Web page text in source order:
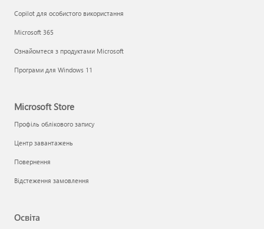
Copilot для особистого використання
Microsoft 365
Ознайомтеся з продуктами Microsoft
Програми для Windows 11
Microsoft Store
Профіль облікового запису
Центр завантажень
Повернення
Відстеження замовлення
Освіта